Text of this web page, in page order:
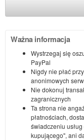
Ważna informacja
Wystrzegaj się
PayPal
Nigdy nie płać
anonimowych
Nie dokonuj
zagranicznych
Ta strona nie
płatnościach,
świadczeniu
kupującego", ani